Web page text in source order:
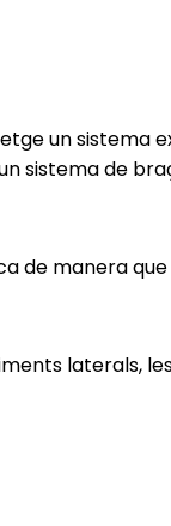
un sistema
sistema de
manera que
laterals,